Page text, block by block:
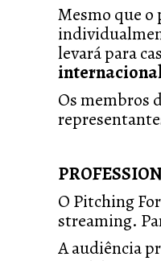
Mesmo que o
levará para
Os membros
O Pitching
streaming.
A audiência